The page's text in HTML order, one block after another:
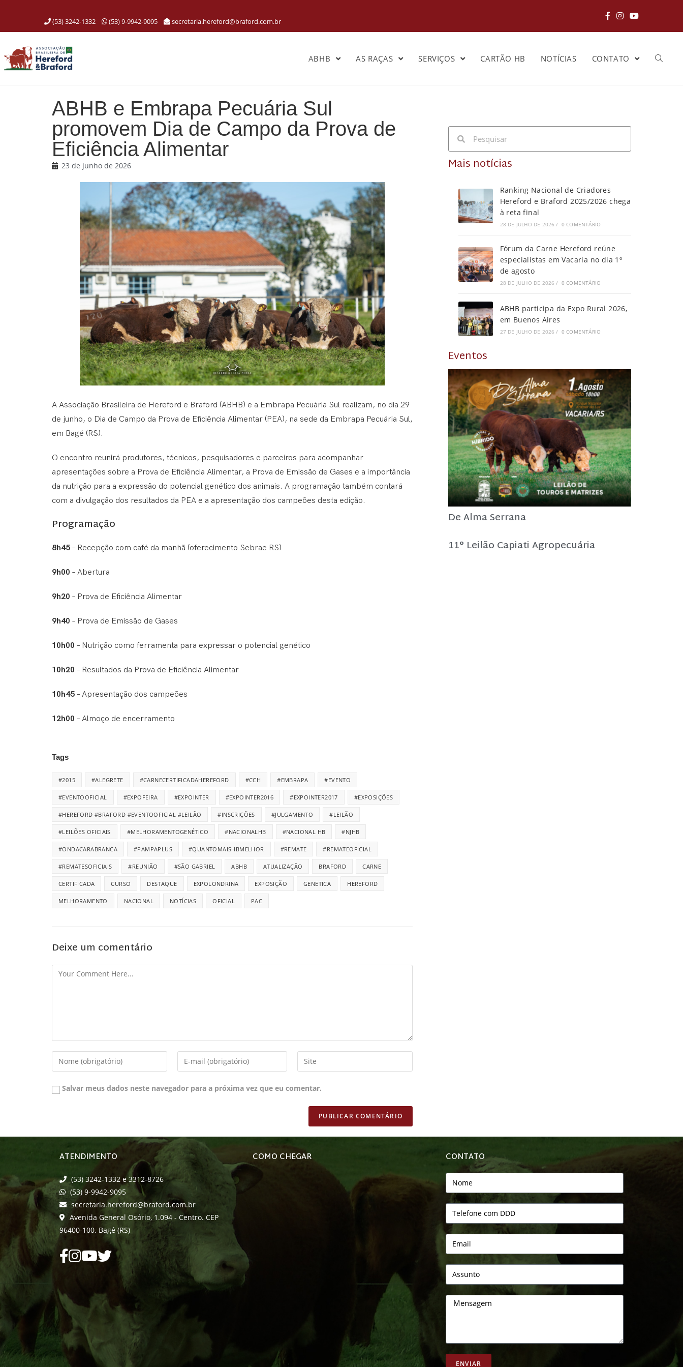
(53) 3242-1332 (53) 9-9942-9095 secretaria.hereford@braford.com.br
ABHB AS RAÇAS SERVIÇOS CARTÃO HB NOTÍCIAS CONTATO
ABHB e Embrapa Pecuária Sul
promovem Dia de Campo da Prova de
Eficiência Alimentar
23 de junho de 2026
A Associação Brasileira de Hereford e Braford (ABHB) e a Embrapa Pecuária Sul realizam, no dia 29
de junho, o Dia de Campo da Prova de Eficiência Alimentar (PEA), na sede da Embrapa Pecuária Sul,
em Bagé (RS).
O encontro reunirá produtores, técnicos, pesquisadores e parceiros para acompanhar
apresentações sobre a Prova de Eficiência Alimentar, a Prova de Emissão de Gases e a importância
da nutrição para a expressão do potencial genético dos animais. A programação também contará
com a divulgação dos resultados da PEA e a apresentação dos campeões desta edição.
Programação
8h45 – Recepção com café da manhã (oferecimento Sebrae RS)
9h00 – Abertura
9h20 – Prova de Eficiência Alimentar
9h40 – Prova de Emissão de Gases
10h00 – Nutrição como ferramenta para expressar o potencial genético
10h20 – Resultados da Prova de Eficiência Alimentar
10h45 – Apresentação dos campeões
12h00 – Almoço de encerramento
Tags
#2015 #ALEGRETE #CARNECERTIFICADAHEREFORD #CCH #EMBRAPA #EVENTO
#EVENTOOFICIAL #EXPOFEIRA #EXPOINTER #EXPOINTER2016 #EXPOINTER2017 #EXPOSIÇÕES
#HEREFORD #BRAFORD #EVENTOOFICIAL #LEILÃO #INSCRIÇÕES #JULGAMENTO #LEILÃO
#LEILÕES OFICIAIS #MELHORAMENTOGENÉTICO #NACIONALHB #NACIONAL HB #NJHB
#ONDACARABRANCA #PAMPAPLUS #QUANTOMAISHBMELHOR #REMATE #REMATEOFICIAL
#REMATESOFICIAIS #REUNIÃO #SÃO GABRIEL ABHB ATUALIZAÇÃO BRAFORD CARNE
CERTIFICADA CURSO DESTAQUE EXPOLONDRINA EXPOSIÇÃO GENETICA HEREFORD
MELHORAMENTO NACIONAL NOTÍCIAS OFICIAL PAC
Deixe um comentário
Salvar meus dados neste navegador para a próxima vez que eu comentar.
Mais notícias
Ranking Nacional de Criadores
Hereford e Braford 2025/2026 chega
à reta final
28 DE JULHO DE 2026 / 0 COMENTÁRIO
Fórum da Carne Hereford reúne
especialistas em Vacaria no dia 1º
de agosto
28 DE JULHO DE 2026 / 0 COMENTÁRIO
ABHB participa da Expo Rural 2026,
em Buenos Aires
27 DE JULHO DE 2026 / 0 COMENTÁRIO
Eventos
De Alma Serrana
11° Leilão Capiati Agropecuária
ATENDIMENTO
(53) 3242-1332 e 3312-8726
(53) 9-9942-9095
secretaria.hereford@braford.com.br
Avenida General Osório, 1.094 - Centro. CEP
96400-100. Bagé (RS)
COMO CHEGAR CONTATO
ENVIAR